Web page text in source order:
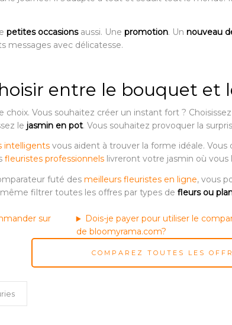
petites occasionsaussi. Une promotion. Un nouveau
messages avec délicatesse.
entre le bouquet et
Vous souhaitez créer un instant fort ?
le jasmin en pot. Vous souhaitez provoquer la
intelligents vous aident à trouver la forme idéale. Vous
fleuristes professionnels livreront votre jasmin où vous
futé des meilleurs fleuristes en ligne, vous
filtrer toutes les offres par types de fleurs ou
sur
Dois-je payer pour utiliser le
de bloomyrama.com?
COMPAREZ TOUTES LES